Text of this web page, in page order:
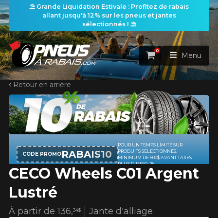
⛱️ Grande Liquidation Estivale : Profitez de rabais
allant jusqu'à 12% sur les pneus et jantes
sélectionnés ! ⛱️
ACCUEIL
PNEUS
RECHERCHE DE PNEUS VOIR TOUT
Rechercher par
Par dimensions Par véhicule
Recherche par dimensions
ROUES
RECHERCHE DE ROUES VOIR TOUT
ENSEMBLES
RECHERCHE D'ENSEMBLES
PROMOTIONS
Panier
0
Menu
Retour en arrière
CECO Wheels C01 Argent
Lustré
Jante d'alliage
À partir de136,34$
CODE PROMORABAIS10
POUR UN TEMPS LIMITÉ SUR
PRODUITS SÉLECTIONNÉS.
MINIMUM DE 500$ AVANT TAXES.
PLUS D'INFO